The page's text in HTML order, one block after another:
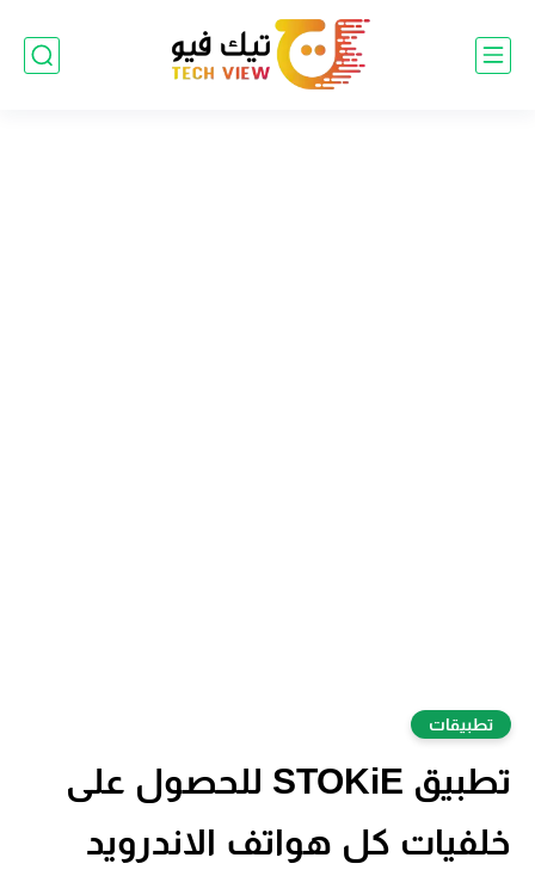
تطبيقات
تطبيق STOKiE للحصول على
خلفيات كل هواتف الاندرويد